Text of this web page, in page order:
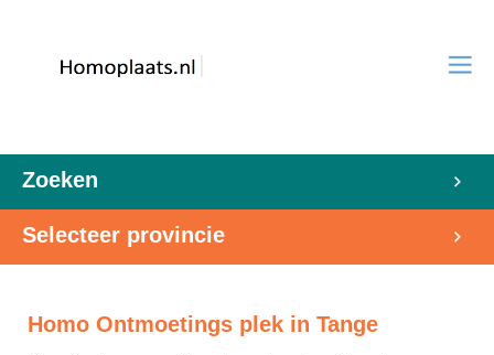
Zoeken
Selecteer provincie
Homo Ontmoetings plek in Tange